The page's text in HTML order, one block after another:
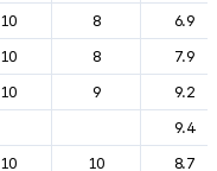
10 8
6.9
10 8
7.9
10 9
9.2
9.4
10 10
8.7